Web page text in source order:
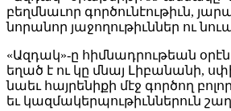
բեղմնաւոր գործունէութիւն,
նորանոր յաջողութիւններ ու
«Ազդակ»-ը հիմնադրութեան օրէն
եղած է ու կը մնայ Լիբանանի,
նաեւ հայրենիքի մէջ գործող
եւ կազմակերպութիւններուն